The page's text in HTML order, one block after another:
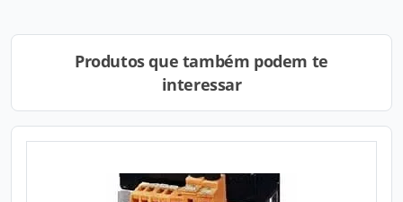
Produtos que também podem te
interessar